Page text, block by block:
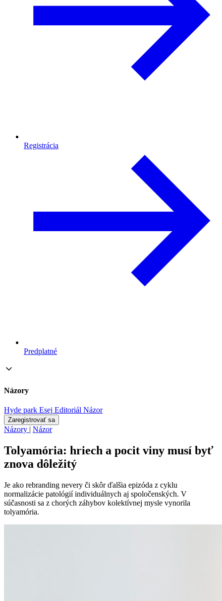
Registrácia
Predplatné
Názory
Hyde park Esej Editoriál Názor
Zaregistrovať sa
Názory | Názor
Tolyamória: hriech a pocit viny musí byť
znova dôležitý
Je ako rebranding nevery či skôr ďalšia epizóda z cyklu
normalizácie patológií individuálnych aj spoločenských. V
súčasnosti sa z chorých záhybov kolektívnej mysle vynorila
tolyamória.